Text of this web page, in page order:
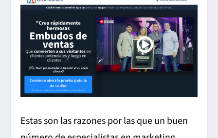
Estas son las razones por las que un buen